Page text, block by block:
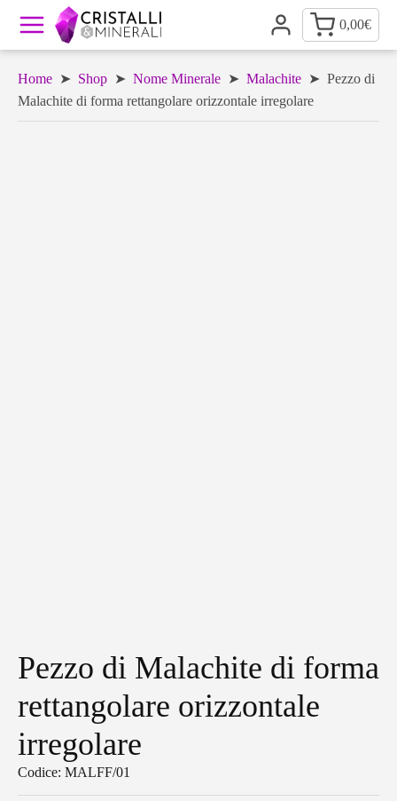
0,00€
Home ➤ Shop ➤ Nome Minerale ➤ Malachite ➤ Pezzo di
Malachite di forma rettangolare orizzontale irregolare
Pezzo di Malachite di forma
rettangolare orizzontale
irregolare
Codice: MALFF/01